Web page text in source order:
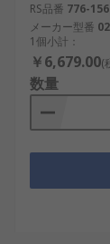
使用環
本国内
し、適
耐久性
材質や
ルギー
現でき
補助接
RS品番 776-
メーカー型番
1個小計：
￥6,679.00(
数量